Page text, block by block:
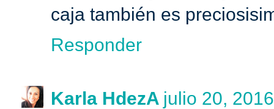
caja también es
Responder
Karla HdezA julio 20,